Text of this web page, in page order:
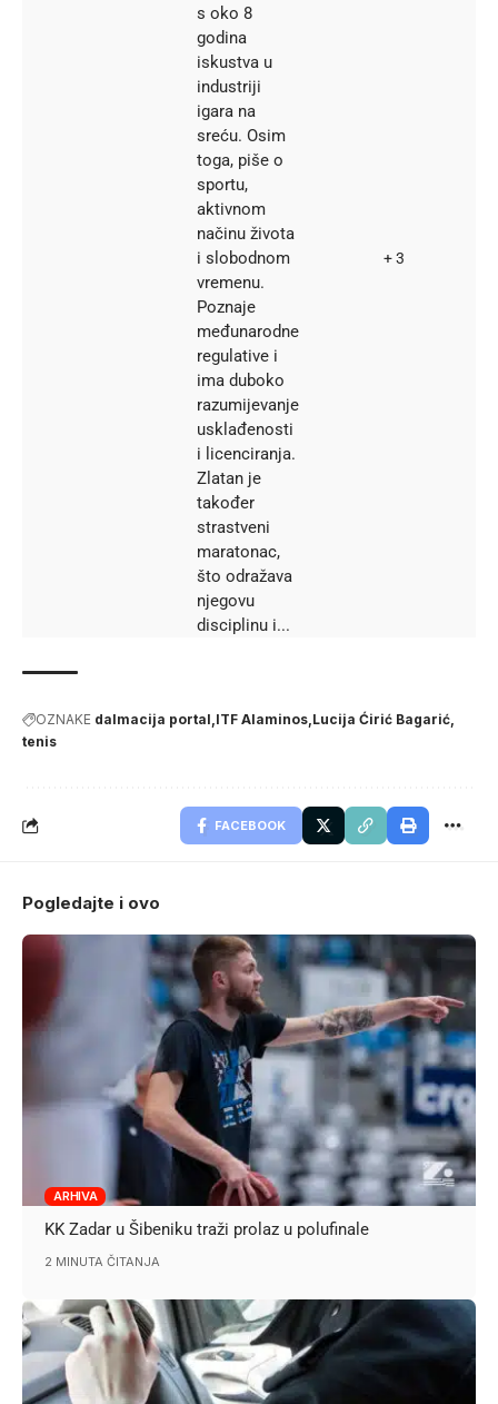
s oko 8
godina
iskustva u
industriji
igara na
sreću. Osim
toga, piše o
sportu,
aktivnom
načinu života
i slobodnom
vremenu.
Poznaje
međunarodne
regulative i
ima duboko
razumijevanje
usklađenosti
i licenciranja.
Zlatan je
također
strastveni
maratonac,
što odražava
njegovu
disciplinu i...
+ 3
OZNAKE dalmacija portal ITF Alaminos Lucija Ćirić Bagarić
tenis
FACEBOOK
Pogledajte i ovo
ARHIVA
KK Zadar u Šibeniku traži prolaz u polufinale
2 MINUTA ČITANJA